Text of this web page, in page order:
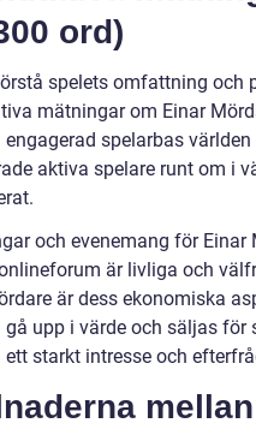
ord)
spelets omfattning och
mätningar om Einar
engagerad spelarbas
aktiva spelare runt om i
och evenemang för
är livliga och
är dess ekonomiska
gå upp i värde och säljas
ett starkt intresse och